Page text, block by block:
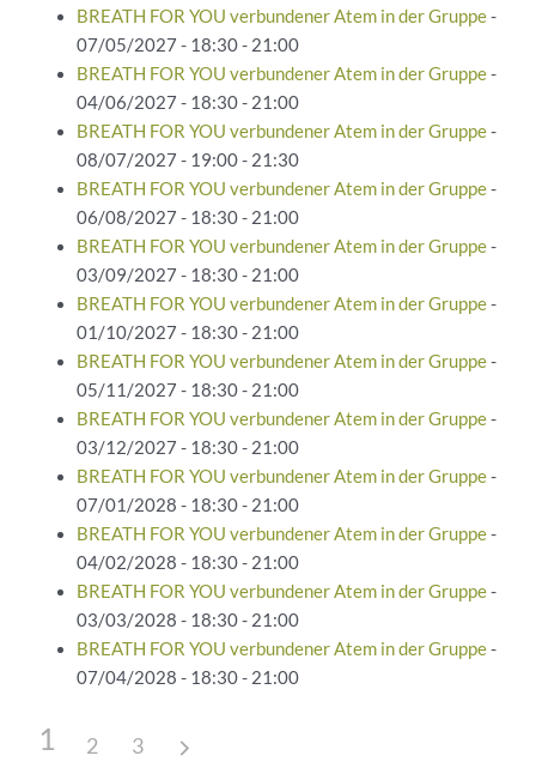
BREATH FOR YOU verbundener Atem in der Gruppe-
07/05/2027 - 18:30 - 21:00
BREATH FOR YOU verbundener Atem in der Gruppe-
04/06/2027 - 18:30 - 21:00
BREATH FOR YOU verbundener Atem in der Gruppe-
08/07/2027 - 19:00 - 21:30
BREATH FOR YOU verbundener Atem in der Gruppe-
06/08/2027 - 18:30 - 21:00
BREATH FOR YOU verbundener Atem in der Gruppe-
03/09/2027 - 18:30 - 21:00
BREATH FOR YOU verbundener Atem in der Gruppe-
01/10/2027 - 18:30 - 21:00
BREATH FOR YOU verbundener Atem in der Gruppe-
05/11/2027 - 18:30 - 21:00
BREATH FOR YOU verbundener Atem in der Gruppe-
03/12/2027 - 18:30 - 21:00
BREATH FOR YOU verbundener Atem in der Gruppe-
07/01/2028 - 18:30 - 21:00
BREATH FOR YOU verbundener Atem in der Gruppe-
04/02/2028 - 18:30 - 21:00
BREATH FOR YOU verbundener Atem in der Gruppe-
03/03/2028 - 18:30 - 21:00
BREATH FOR YOU verbundener Atem in der Gruppe-
07/04/2028 - 18:30 - 21:00
1 2 3